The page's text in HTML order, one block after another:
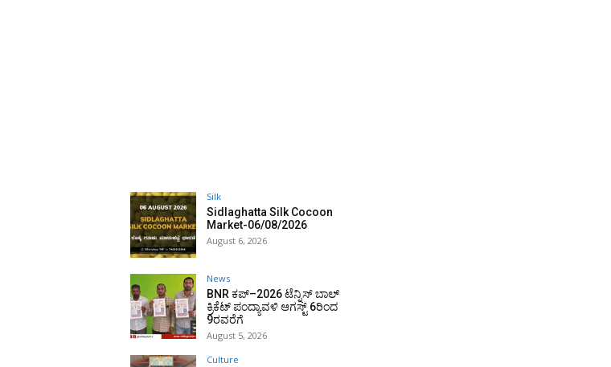
Silk
Sidlaghatta Silk Cocoon
Market-06/08/2026
August 6, 2026
News
BNR ಕಪ್–2026 ಟೆನ್ನಿಸ್ ಬಾಲ್
ಕ್ರಿಕೆಟ್ ಪಂದ್ಯಾವಳಿ ಆಗಸ್ಟ್ 6ರಿಂದ
9ರವರೆಗೆ
August 5, 2026
Culture